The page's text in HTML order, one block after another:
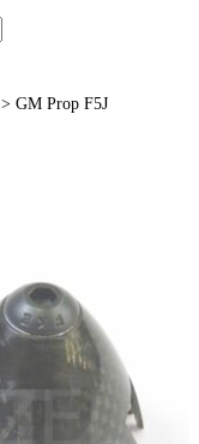
> GM Prop F5J